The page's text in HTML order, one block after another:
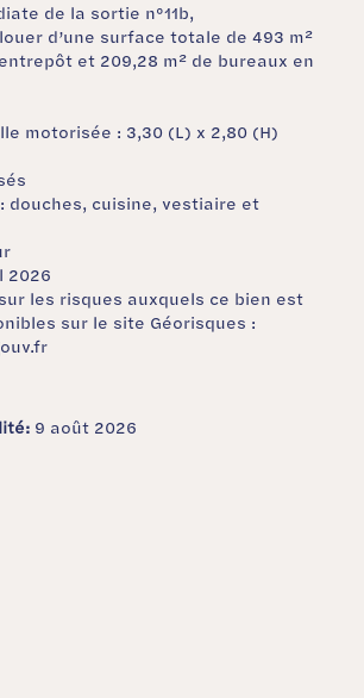
de la sortie n°11b,
d’une surface totale de 493 m²
et 209,28 m² de bureaux en
motorisée : 3,30 (L) x 2,80 (H)
douches, cuisine, vestiaire et
2026
les risques auxquels ce bien est
sur le site Géorisques :
9 août 2026